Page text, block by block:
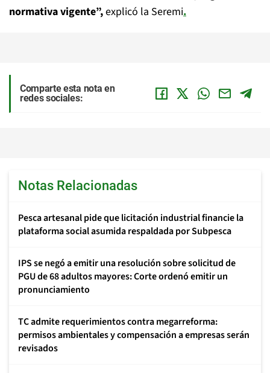
normativa vigente”,explicó la Seremi.
Comparte esta nota en
redes sociales:
Notas Relacionadas
Pesca artesanal pide que licitación industrial financie la
plataforma social asumida respaldada por Subpesca
IPS se negó a emitir una resolución sobre solicitud de
PGU de 68 adultos mayores: Corte ordenó emitir un
pronunciamiento
TC admite requerimientos contra megarreforma:
permisos ambientales y compensación a empresas serán
revisados